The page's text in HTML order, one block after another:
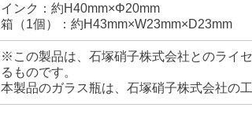
インク：約H40mm×Φ20mm
箱（1個）：約H43mm×W23mm×D23mm
※この製品は、石塚硝子株式会社とのライ
るものです。
本製品のガラス瓶は、石塚硝子株式会社の